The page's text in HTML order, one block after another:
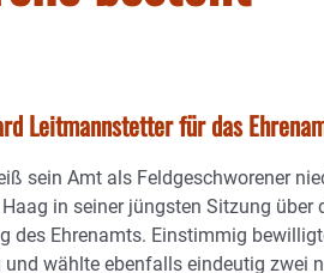
Leitmannstetter für das
sein Amt als Feldgeschworener
in seiner jüngsten Sitzung über
des Ehrenamts. Einstimmig
und wählte ebenfalls eindeutig zwei